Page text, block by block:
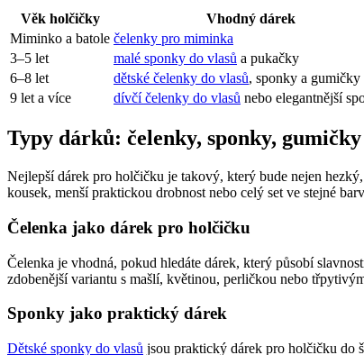
Věk holčičky Vhodný dárek
Miminko a batole čelenky pro miminka
3–5 let
malé sponky do vlasů a pukačky
6–8 let
dětské čelenky do vlasů, sponky a gumičky
9 let a více
dívčí čelenky do vlasů nebo elegantnější
Typy dárků: čelenky, sponky, gumičky
Nejlepší dárek pro holčičku je takový, který bude nejen
kousek, menší praktickou drobnost nebo celý set ve stejné
Čelenka jako dárek pro holčičku
Čelenka je vhodná, pokud hledáte dárek, který působí
zdobenější variantu s mašlí, květinou, perličkou nebo
Sponky jako praktický dárek
Dětské sponky do vlasů jsou praktický dárek pro holčičku do